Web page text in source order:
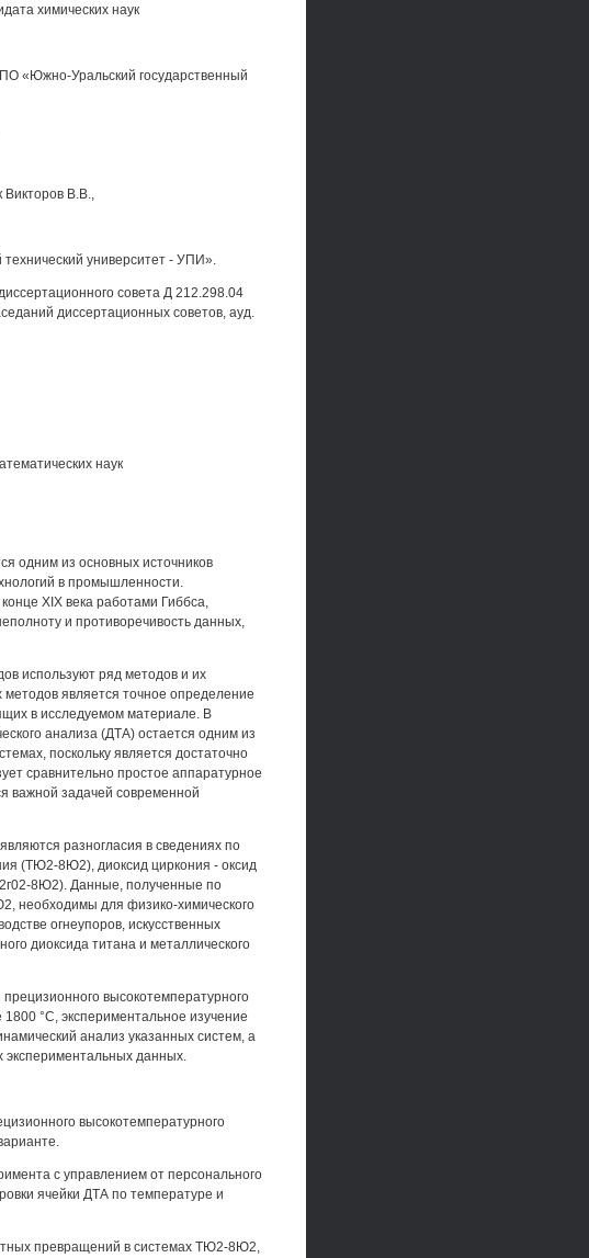
химических наук
«Южно-Уральский государственный
В.В.,
университет - УПИ».
совета Д 212.298.04
диссертационных советов, ауд.
наук
одним из основных источников
в промышленности.
XIX века работами Гиббса,
и противоречивость данных,
используют ряд методов и их
является точное определение
в исследуемом материале. В
анализа (ДТА) остается одним из
поскольку является достаточно
сравнительно простое аппаратурное
важной задачей современной
разногласия в сведениях по
(ТЮ2-8Ю2), диоксид циркония - оксид
8Ю2). Данные, полученные по
необходимы для физико-химического
огнеупоров, искусственных
диоксида титана и металлического
высокотемпературного
°С, экспериментальное изучение
анализ указанных систем, а
экспериментальных данных.
высокотемпературного
с управлением от персонального
ячейки ДТА по температуре и
превращений в системах ТЮ2-8Ю2,